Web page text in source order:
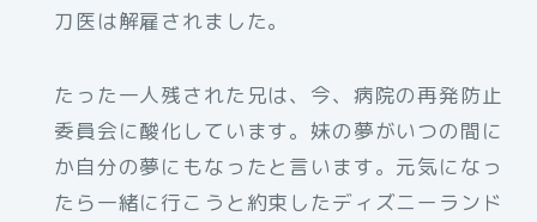
刀医は解雇されました。
たった一人残された兄は、今、病院の再発防止
委員会に酸化しています。妹の夢がいつの間に
か自分の夢にもなったと言います。元気になっ
たら一緒に行こうと約束したディズニーランド